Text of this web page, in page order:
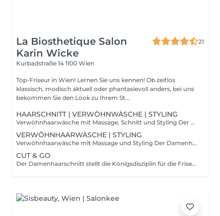
La Biosthetique Salon
Karin Wicke
21
Kurbadstraße 14 1100 Wien
Top-Friseur in Wien! Lernen Sie uns kennen! Ob zeitlos
klassisch, modisch aktuell oder phantasievoll anders, bei uns
bekommen Sie den Look zu Ihrem St...
HAARSCHNITT | VERWÖHNWÄSCHE | STYLING
Verwöhnhaarwäsche mit Massage, Schnitt und Styling Der Damenhaarschnitt stellt die Königsdisziplin für die Friseurinnen und Friseure dar. Schließlich verbringen die Damen mehr Zeit mit Ihrer Frisur als die meisten Männer und haben damit einen hohen Anspruch an Schnitt, Farbe und Styling. Ob kurzes, langes, oder mittellanges Haar, die Meister der Schere müssen für alle Haarlängen und Haar-Beschaffenheiten stets aktuelle Trends, Schnitte, Stylings und aktuellste Färbetechniken anbieten können. Die handwerklichen Fähigkeiten und die individuelle Kreativität der Friseurinnen und Friseure lassen alle Frisurenwünsche der Damen wahr werden.
VERWÖHNHAARWÄSCHE | STYLING
Verwöhnhaarwäsche mit Massage und Styling Der Damenhaarschnitt stellt die Königsdisziplin für die Friseurinnen und Friseure dar. Schließlich verbringen die Damen mehr Zeit mit Ihrer Frisur als die meisten Männer und haben damit einen hohen Anspruch an Schnitt, Farbe und Styling. Ob kurzes, langes, oder mittellanges Haar, die Meister der Schere müssen für alle Haarlängen und Haar-Beschaffenheiten stets aktuelle Trends, Schnitte, Stylings und aktuellste Färbetechniken anbieten können. Die handwerklichen Fähigkeiten und die individuelle Kreativität der Friseurinnen und Friseure lassen alle Frisurenwünsche der Damen wahr werden.
CUT & GO
Der Damenhaarschnitt stellt die Königsdisziplin für die Friseurinnen und Friseure dar. Schließlich verbringen die Damen mehr Zeit mit Ihrer Frisur als die meisten Männer und haben damit einen hohen Anspruch an Schnitt, Farbe und Styling. Ob kurzes, langes, oder mittellanges Haar, die Meister der Schere müssen für alle Haarlängen und Haar-Beschaffenheiten stets aktuelle Trends, Schnitte, Stylings und aktuellste Färbetechniken anbieten können. Die handwerklichen Fähigkeiten und die individuelle Kreativität der Friseurinnen und Friseure lassen alle Frisurenwünsche der Damen wahr werden.